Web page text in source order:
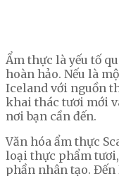
Ẩm thực là yếu tố
hoàn hảo. Nếu là
Iceland với nguồn
khai thác tươi mới
nơi bạn cần đến.
Văn hóa ẩm thực
loại thực phẩm
phần nhân tạo. Đến